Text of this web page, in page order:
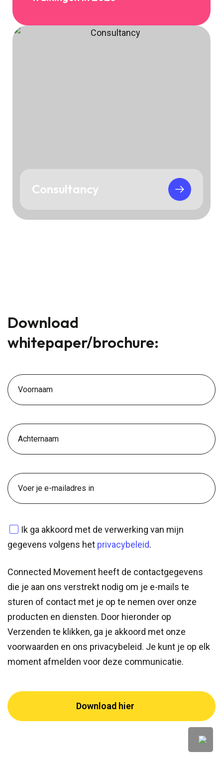
Consultancy
Download
whitepaper/brochure:
First
name
Last
name
Email
Instemming
privacy
Ik ga akkoord met de verwerking van mijn
gegevens volgens het privacybeleid.
Connected Movement heeft de contactgegevens
die je aan ons verstrekt nodig om je e-mails te
sturen of contact met je op te nemen over onze
producten en diensten. Door hieronder op
Verzenden te klikken, ga je akkoord met onze
voorwaarden en ons privacybeleid. Je kunt je op elk
moment afmelden voor deze communicatie.